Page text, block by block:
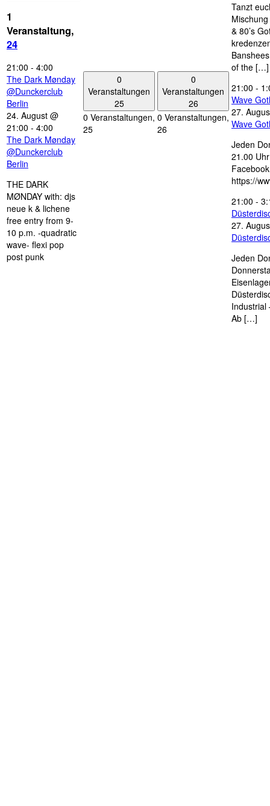
1
Veranstaltung,
24
21:00 - 4:00
The Dark Mønday
@Dunckerclub
Berlin
24. August @
21:00 - 4:00
The Dark Mønday
@Dunckerclub
Berlin
THE DARK
MØNDAY with: djs
neue k & lichene
free entry from 9-
10 p.m. -quadratic
wave- flexi pop
post punk
0
Veranstaltungen
25
0 Veranstaltungen,
25
0
Veranstaltungen
26
0 Veranstaltungen,
26
Tanzt
& 80’s
of the […]
21:00 -
Wave
27.
Wave
Jeden
21.00
https://
21:00 -
27.
Jeden
Industrial
Ab […]